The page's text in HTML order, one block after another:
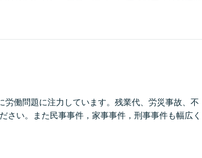
労働問題に注力しています。残業代、労災事故、不
さい。また民事事件，家事事件，刑事事件も幅広く